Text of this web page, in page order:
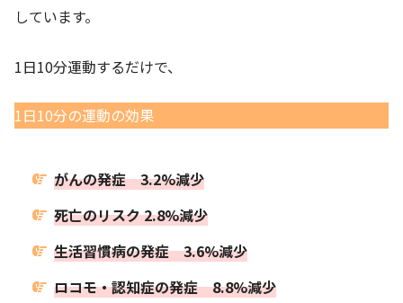
しています。
1日10分運動するだけで、
1日10分の運動の効果
がんの発症 3.2%減少
死亡のリスク 2.8%減少
生活習慣病の発症 3.6%減少
ロコモ・認知症の発症 8.8%減少